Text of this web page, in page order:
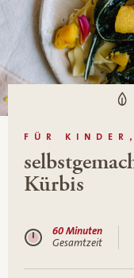
FÜR
Kürbis
60 Minuten
Gesamtzeit